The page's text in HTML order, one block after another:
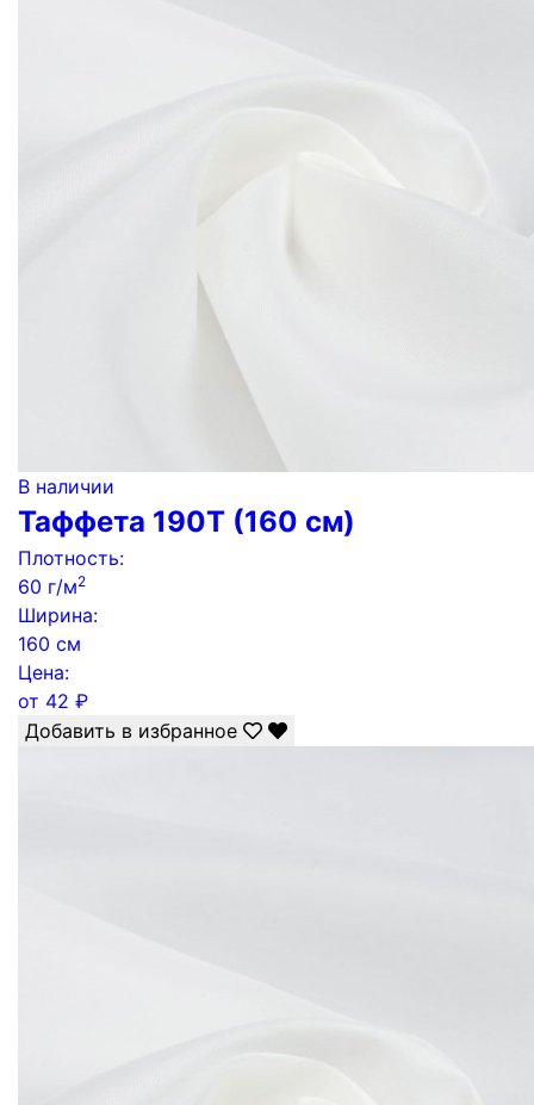
В наличии
Таффета 190Т (160 см)
Плотность:
60 г/м2
Ширина:
160 см
Цена:
от 42 ₽
Добавить в избранное